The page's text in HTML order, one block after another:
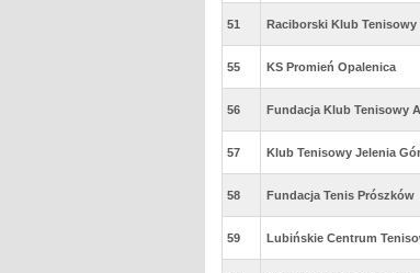
51 Raciborski Klub Tenisowy
55 KS Promień Opalenica
56 Fundacja Klub Tenisowy
57 Klub Tenisowy Jelenia
58 Fundacja Tenis Prószków
59 Lubińskie Centrum